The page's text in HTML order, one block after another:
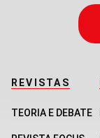
REVISTAS
TEORIA E DEBATE